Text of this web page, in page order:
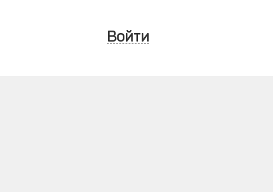
Войти